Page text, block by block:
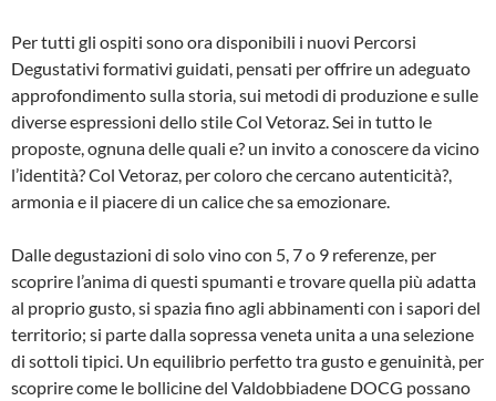
Per tutti gli ospiti sono ora disponibili i nuovi Percorsi
Degustativi formativi guidati, pensati per offrire un adeguato
approfondimento sulla storia, sui metodi di produzione e sulle
diverse espressioni dello stile Col Vetoraz. Sei in tutto le
proposte, ognuna delle quali e? un invito a conoscere da vicino
l’identità? Col Vetoraz, per coloro che cercano autenticità?,
armonia e il piacere di un calice che sa emozionare.
Dalle degustazioni di solo vino con 5, 7 o 9 referenze, per
scoprire l’anima di questi spumanti e trovare quella più adatta
al proprio gusto, si spazia fino agli abbinamenti con i sapori del
territorio; si parte dalla sopressa veneta unita a una selezione
di sottoli tipici. Un equilibrio perfetto tra gusto e genuinità, per
scoprire come le bollicine del Valdobbiadene DOCG possano